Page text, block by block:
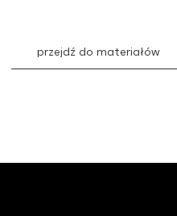
przejdź do materiałów